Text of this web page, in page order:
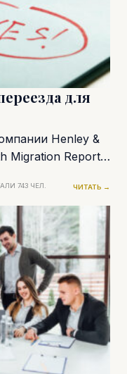
для
Henley &
Migration Report
743 ЧЕЛ. ЧИТАТЬ →